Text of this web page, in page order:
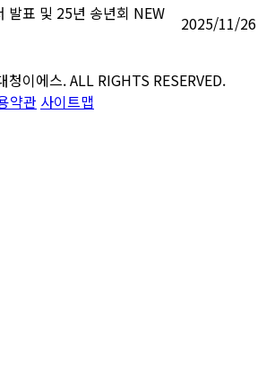
발표 및 25년 송년회 NEW
2025/11/26
이에스. ALL RIGHTS RESERVED.
약관 사이트맵